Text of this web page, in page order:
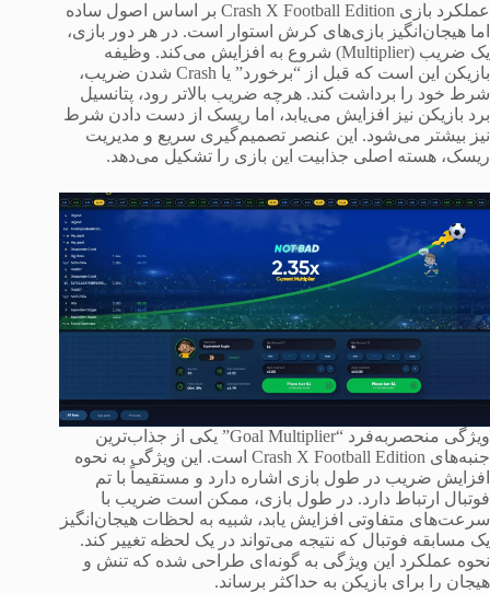
عملکرد بازی Crash X Football Edition بر اساس اصول ساده
اما هیجان‌انگیز بازی‌های کرش استوار است. در هر دور بازی،
یک ضریب (Multiplier) شروع به افزایش می‌کند. وظیفه
بازیکن این است که قبل از “برخورد” یا Crash شدن ضریب،
شرط خود را برداشت کند. هرچه ضریب بالاتر رود، پتانسیل
برد بازیکن نیز افزایش می‌یابد، اما ریسک از دست دادن شرط
نیز بیشتر می‌شود. این عنصر تصمیم‌گیری سریع و مدیریت
ریسک، هسته اصلی جذابیت این بازی را تشکیل می‌دهد.
ویژگی منحصربه‌فرد “Goal Multiplier” یکی از جذاب‌ترین
جنبه‌های Crash X Football Edition است. این ویژگی به نحوه
افزایش ضریب در طول بازی اشاره دارد و مستقیماً با تم
فوتبال ارتباط دارد. در طول بازی، ممکن است ضریب با
سرعت‌های متفاوتی افزایش یابد، شبیه به لحظات هیجان‌انگیز
یک مسابقه فوتبال که نتیجه می‌تواند در یک لحظه تغییر کند.
نحوه عملکرد این ویژگی به گونه‌ای طراحی شده که تنش و
هیجان را برای بازیکن به حداکثر برساند.